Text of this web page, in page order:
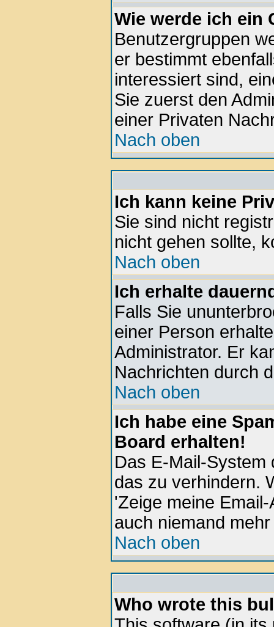
Wie werde ich ein
Benutzergruppen
er bestimmt
interessiert sind,
Sie zuerst den
einer Privaten
Nach oben
Ich kann keine
Sie sind nicht
nicht gehen sollte,
Nach oben
Ich erhalte
Falls Sie
einer Person
Administrator. Er
Nachrichten durch
Nach oben
Ich habe eine
Board erhalten!
Das E-Mail-System
das zu verhindern.
'Zeige meine
auch niemand
Nach oben
Who wrote this